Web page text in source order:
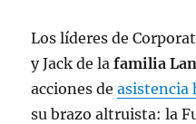
Los líderes de
y Jack de lafamilia
acciones deasistencia
su brazo altruista: la